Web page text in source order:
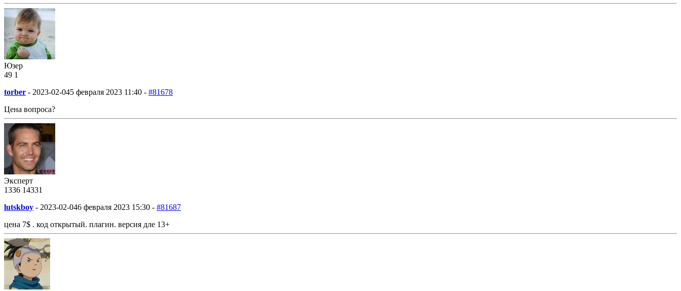
Юзер
49 1
torber - 2023-02-045 февраля 2023 11:40 - #81678
Цена вопроса?
Эксперт
1336 14331
lutskboy - 2023-02-046 февраля 2023 15:30 - #81687
цена 7$ . код открытый. плагин. версия дле 13+